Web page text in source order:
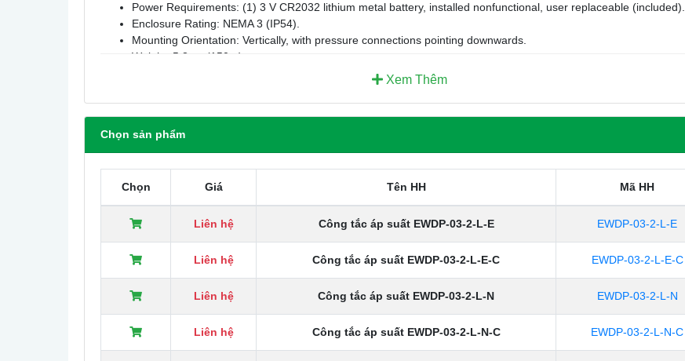
Power Requirements: (1) 3 V CR2032 lithium metal battery, installed nonfunctional, user replaceable (included).
Enclosure Rating: NEMA 3 (IP54).
Mounting Orientation: Vertically, with pressure connections pointing downwards.
Weight: 5.3 oz (150 g).
Xem Thêm
Chọn sản phẩm
Chọn Giá Tên HH Mã HH
Liên hệ Công tắc áp suất EWDP-03-2-L-E EWDP-03-2-L-E
Liên hệ Công tắc áp suất EWDP-03-2-L-E-C EWDP-03-2-L-E-C
Liên hệ Công tắc áp suất EWDP-03-2-L-N EWDP-03-2-L-N
Liên hệ Công tắc áp suất EWDP-03-2-L-N-C EWDP-03-2-L-N-C